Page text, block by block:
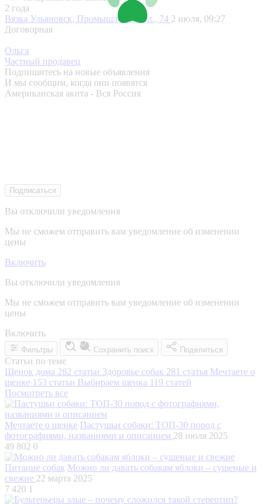
2 года
Вязка Ульяновск, Промышленная ул., 74 2 июля, 09:27
Договорная
Ольга
Частный продавец
Подпишитесь на новые объявления
И мы сообщим, когда они появятся
Американская акита - Вся Россия
Подписаться
Вы отключили уведомления
Мы не сможем отправить вам уведомление об изменении
цены
Включить
Вы отключили уведомления
Мы не сможем отправить вам уведомление об изменении
цены
Включить
Фильтры Сохранить поиск Поделиться
Статьи по теме
Щенок дома 282 статьи Здоровье собак 281 статья Мечтаете о
щенке 153 статьи Выбираем щенка 119 статей
Посмотреть все
Мечтаете о щенке Пастушьи собаки: ТОП-30 пород с
фотографиями, названиями и описанием 28 июля 2025
49 802 0
Питание собак Можно ли давать собакам яблоки – сушеные и
свежие 22 марта 2025
7 420 1